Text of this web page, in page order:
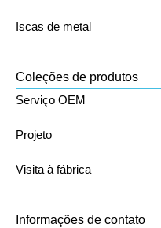
Iscas de metal
Coleções de produtos
Serviço OEM
Projeto
Visita à fábrica
Informações de contato